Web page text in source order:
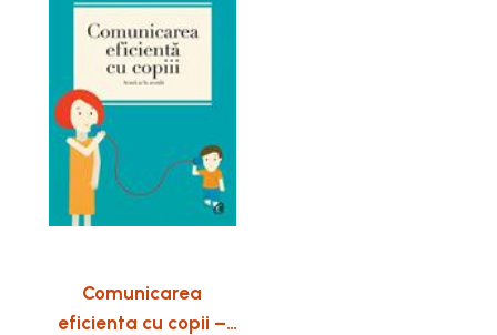
Comunicarea
eficienta cu copii –